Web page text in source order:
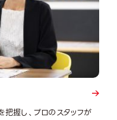
握し、プロのスタッフが